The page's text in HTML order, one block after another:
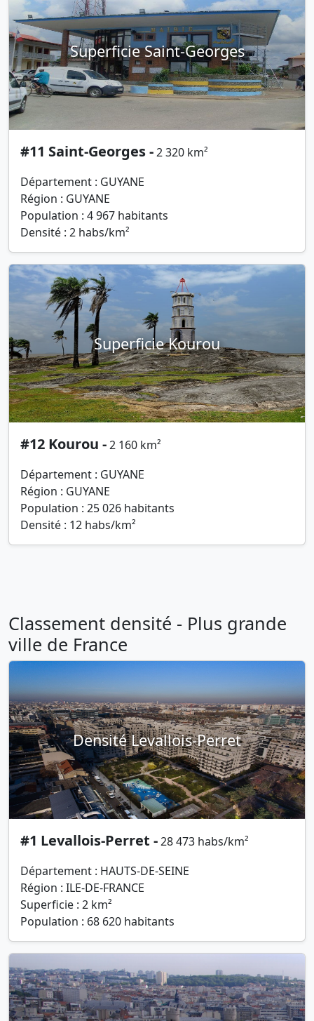
Superficie Saint-Georges
#11 Saint-Georges -2 320 km²
Département : GUYANE
Région : GUYANE
Population : 4 967 habitants
Densité : 2 habs/km²
Superficie Kourou
#12 Kourou -2 160 km²
Département : GUYANE
Région : GUYANE
Population : 25 026 habitants
Densité : 12 habs/km²
Classement densité - Plus grande
ville de France
Densité Levallois-Perret
#1 Levallois-Perret -28 473 habs/km²
Département : HAUTS-DE-SEINE
Région : ILE-DE-FRANCE
Superficie : 2 km²
Population : 68 620 habitants